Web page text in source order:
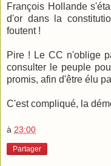
François Hollande
d'or dans la
foutent !
Pire ! Le CC n'oblige
consulter le peuple
promis, afin d'être élu
C'est compliqué, la
à 23:00
Partager